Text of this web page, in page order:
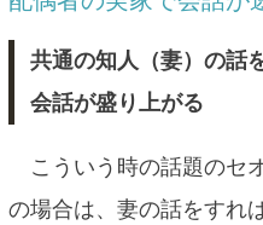
共通の知人（妻）の話
会話が盛り上がる
こういう時の話題のセ
の場合は、妻の話をすれ